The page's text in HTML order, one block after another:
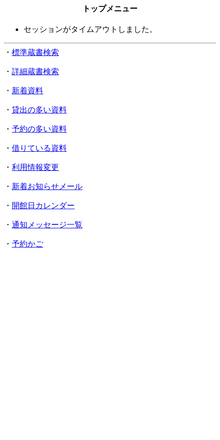
トップメニュー
セッションがタイムアウトしました。
・ 標準蔵書検索
・ 詳細蔵書検索
・ 新着資料
・ 貸出の多い資料
・ 予約の多い資料
・ 借りている資料
・ 利用情報変更
・ 新着お知らせメール
・ 開館日カレンダー
・ 通知メッセージ一覧
・ 予約かご